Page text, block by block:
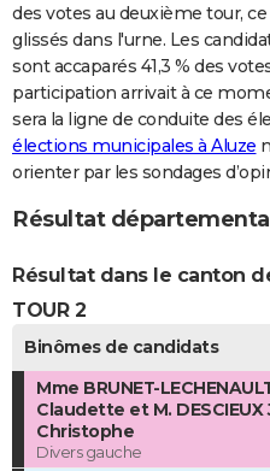
Bricolage
Lifestyle
Culture
Sport
Auto
Television
Voyage
Cinema
des votes au deuxième tour,
glissés dans l'urne. Les
sont accaparés 41,3 % des
participation arrivait à ce
sera la ligne de conduite des
élections municipales à Aluze
orienter par les sondages
Résultat
Résultat dans le canton
TOUR 2
Binômes de candidats
Mme BRUNET-
Claudette et M. DESCIEUX
Christophe
Divers gauche